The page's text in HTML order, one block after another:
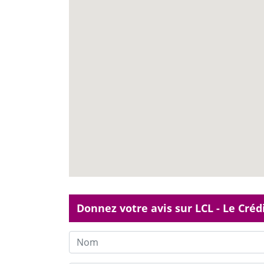
Donnez votre avis sur LCL - Le